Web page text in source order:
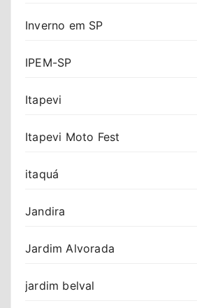
Inverno em SP
IPEM-SP
Itapevi
Itapevi Moto Fest
itaquá
Jandira
Jardim Alvorada
jardim belval